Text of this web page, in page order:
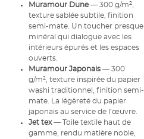
Muramour Dune— 300 g/m²,
texture sablée subtile, finition
semi-mate. Un toucher presque
minéral qui dialogue avec les
intérieurs épurés et les espaces
ouverts.
Muramour Japonais — 300
g/m², texture inspirée du papier
washi traditionnel, finition semi-
mate. La légèreté du papier
japonais au service de l’œuvre.
Jet tex— Toile textile haut de
gamme, rendu matière noble,